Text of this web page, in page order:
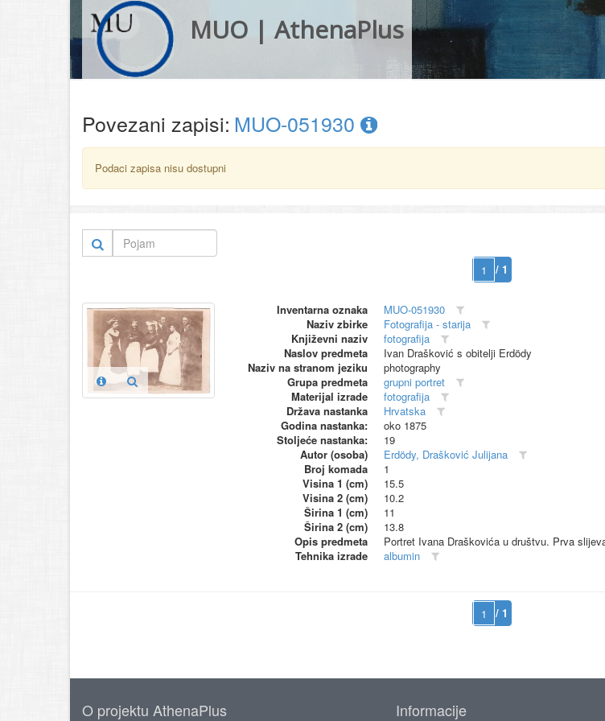
MUO | AthenaPlus
Povezani zapisi: MUO-051930
Podaci zapisa nisu dostupni
/ 1
Inventarna oznaka
MUO-051930
Naziv zbirke
Fotografija - starija
Književni naziv
fotografija
Naslov predmeta
Ivan Drašković s obitelji Erdödy
Naziv na stranom jeziku
photography
Grupa predmeta
grupni portret
Materijal izrade
fotografija
Država nastanka
Hrvatska
Godina nastanka:
oko 1875
Stoljeće nastanka:
19
Autor (osoba)
Erdödy, Drašković Julijana
Broj komada
1
Visina 1 (cm)
15.5
Visina 2 (cm)
10.2
Širina 1 (cm)
11
Širina 2 (cm)
13.8
Opis predmeta
Portret Ivana Draškovića u društvu. Prva
Tehnika izrade
albumin
/ 1
O projektu AthenaPlus Informacije